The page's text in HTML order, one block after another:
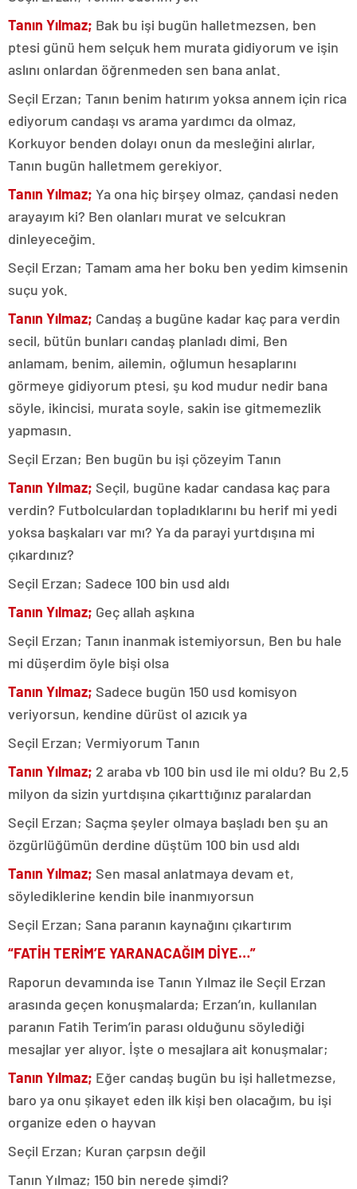
Tanın Yılmaz; Bak bu işi bugün halletmezsen, ben
ptesi günü hem selçuk hem murata gidiyorum ve işin
aslını onlardan öğrenmeden sen bana anlat.
Seçil Erzan; Tanın benim hatırım yoksa annem için rica
ediyorum candaşı vs arama yardımcı da olmaz,
Korkuyor benden dolayı onun da mesleğini alırlar,
Tanın bugün halletmem gerekiyor.
Tanın Yılmaz; Ya ona hiç birşey olmaz, çandasi neden
arayayım ki? Ben olanları murat ve selcukran
dinleyeceğim.
Seçil Erzan; Tamam ama her boku ben yedim kimsenin
suçu yok.
Tanın Yılmaz; Candaş a bugüne kadar kaç para verdin
secil, bütün bunları candaş planladı dimi, Ben
anlamam, benim, ailemin, oğlumun hesaplarını
görmeye gidiyorum ptesi, şu kod mudur nedir bana
söyle, ikincisi, murata soyle, sakin ise gitmemezlik
yapmasın.
Seçil Erzan; Ben bugün bu işi çözeyim Tanın
Tanın Yılmaz; Seçil, bugüne kadar candasa kaç para
verdin? Futbolculardan topladıklarını bu herif mi yedi
yoksa başkaları var mı? Ya da parayi yurtdışına mi
çıkardınız?
Seçil Erzan; Sadece 100 bin usd aldı
Tanın Yılmaz; Geç allah aşkına
Seçil Erzan; Tanın inanmak istemiyorsun, Ben bu hale
mi düşerdim öyle bişi olsa
Tanın Yılmaz; Sadece bugün 150 usd komisyon
veriyorsun, kendine dürüst ol azıcık ya
Seçil Erzan; Vermiyorum Tanın
Tanın Yılmaz; 2 araba vb 100 bin usd ile mi oldu? Bu 2,5
milyon da sizin yurtdışına çıkarttığınız paralardan
Seçil Erzan; Saçma şeyler olmaya başladı ben şu an
özgürlüğümün derdine düştüm 100 bin usd aldı
Tanın Yılmaz; Sen masal anlatmaya devam et,
söylediklerine kendin bile inanmıyorsun
Seçil Erzan; Sana paranın kaynağını çıkartırım
“FATİH TERİM’E YARANACAĞIM DİYE…”
Raporun devamında ise Tanın Yılmaz ile Seçil Erzan
arasında geçen konuşmalarda; Erzan’ın, kullanılan
paranın Fatih Terim’in parası olduğunu söylediği
mesajlar yer alıyor. İşte o mesajlara ait konuşmalar;
Tanın Yılmaz; Eğer candaş bugün bu işi halletmezse,
baro ya onu şikayet eden ilk kişi ben olacağım, bu işi
organize eden o hayvan
Seçil Erzan; Kuran çarpsın değil
Tanın Yılmaz; 150 bin nerede şimdi?